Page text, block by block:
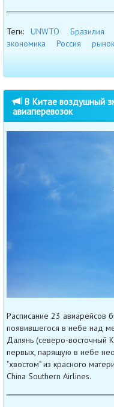
Теги: UNWTO Бразилия
экономика
Россия рынок
В Китае воздушный
авиаперевозок
Расписание 23 авиарейсов
появившегося в небе над
Далянь (северо-восточный
первых, парящую в небе
"хвостом" из красного
China Southern Airlines.